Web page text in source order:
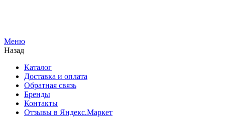
Меню
Назад
Каталог
Доставка и оплата
Обратная связь
Бренды
Контакты
Отзывы в Яндекс.Маркет